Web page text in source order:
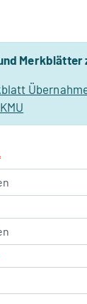
Merkblätter